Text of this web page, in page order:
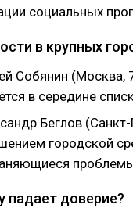
социальных
в крупных
Собянин (Москва,
в середине
Беглов
городской
падает доверие?